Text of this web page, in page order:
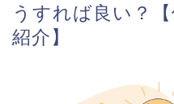
うすれば良い？
紹介】